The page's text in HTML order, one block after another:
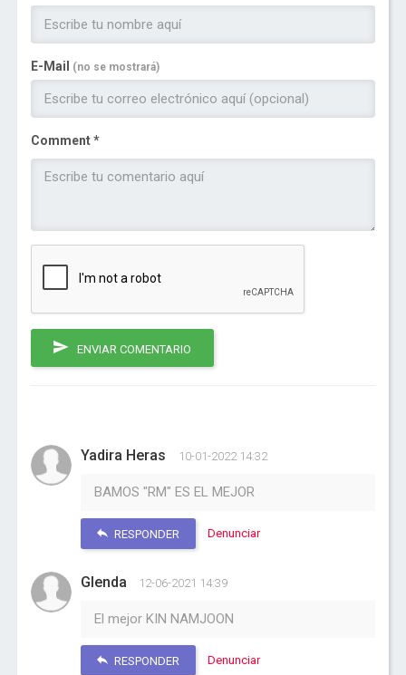
E-Mail (no se mostrará)
Comment *
ENVIAR COMENTARIO
Yadira Heras 10-01-2022 14:32
BAMOS "RM" ES EL MEJOR
RESPONDER Denunciar
Glenda 12-06-2021 14:39
El mejor KIN NAMJOON
RESPONDER Denunciar